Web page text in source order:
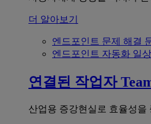
더 알아보기
엔드포인트 문제 해결
엔드포인트 자동화 일
연결된 작업자
산업용 증강현실로 효율성을